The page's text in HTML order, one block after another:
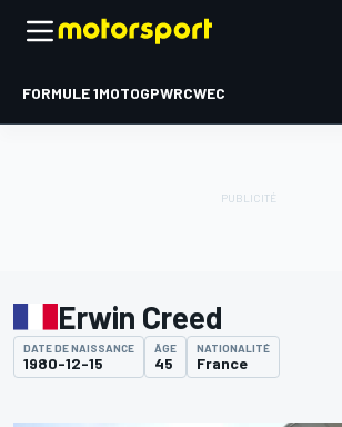
FORMULE 1MOTOGPWRCWEC
Erwin Creed
DATE DE NAISSANCE
1980-12-15
ÂGE
45
NATIONALITÉ
France